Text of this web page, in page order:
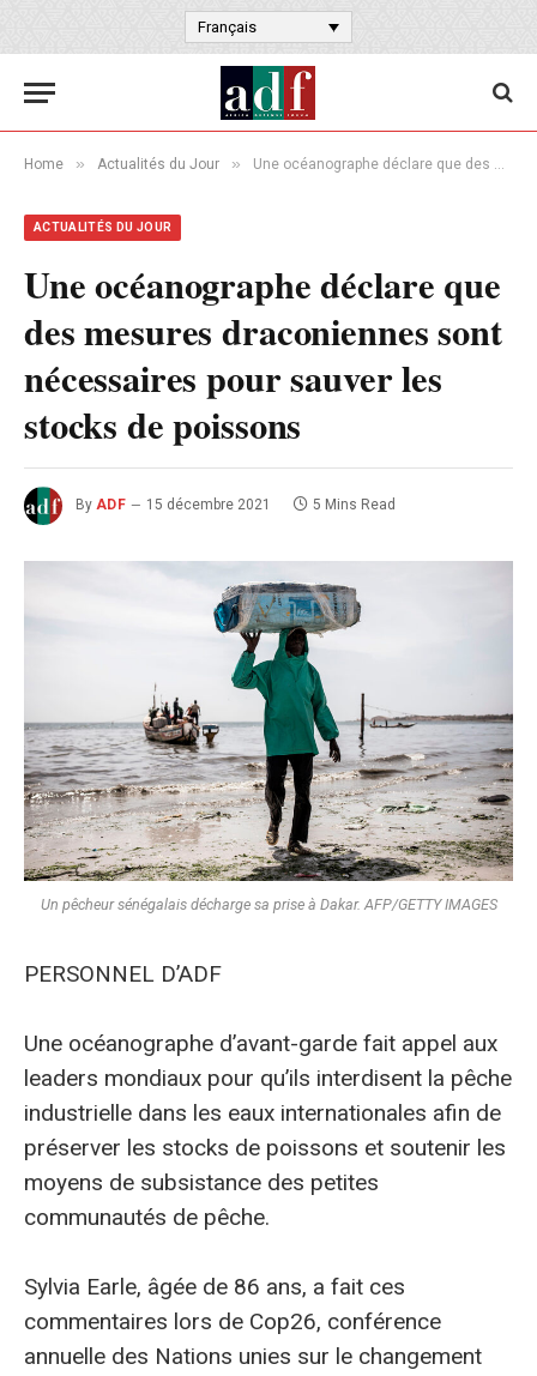
Français
Home » Actualités du Jour » Une océanographe déclare que des mesures draconiennes sont nécessaires pour sauver les stocks de poissons
ACTUALITÉS DU JOUR
Une océanographe déclare que
des mesures draconiennes sont
nécessaires pour sauver les
stocks de poissons
By ADF 15 décembre 2021 5 Mins Read
Un pêcheur sénégalais décharge sa prise à Dakar. AFP/GETTY IMAGES
PERSONNEL D’ADF
Une océanographe d’avant-garde fait appel aux
leaders mondiaux pour qu’ils interdisent la pêche
industrielle dans les eaux internationales afin de
préserver les stocks de poissons et soutenir les
moyens de subsistance des petites
communautés de pêche.
Sylvia Earle, âgée de 86 ans, a fait ces
commentaires lors de Cop26, conférence
annuelle des Nations unies sur le changement